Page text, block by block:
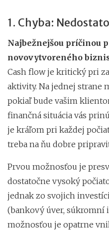
1. Chyba:
Najbežnejšou príčinou
novovytvoreného
Cash flow je kritický pri
aktivity. Na jednej strane
pokiaľ bude vašim
finančná situácia vás
je kráľom pri každej
treba na ňu dobre
Prvou možnosťou je
dostatočne vysoký
jednak zo svojich
(bankový úver, súkromní
možnosťou je opatrne